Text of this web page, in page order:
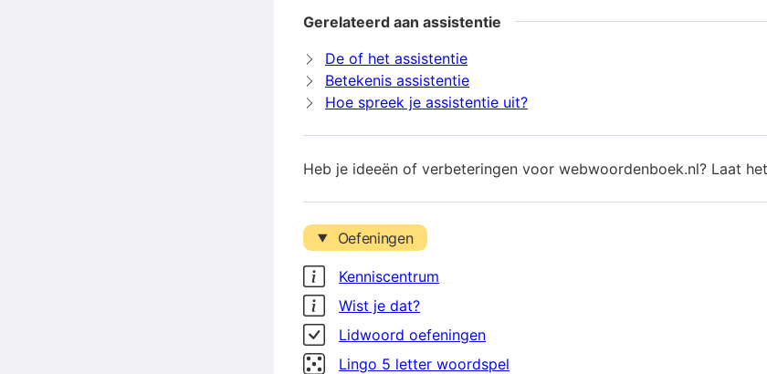
Gerelateerd aan assistentie
De of het assistentie
Betekenis assistentie
Hoe spreek je assistentie uit?
Heb je ideeën of verbeteringen voor webwoordenboek.nl? Laat
Oefeningen
Kenniscentrum
Wist je dat?
Lidwoord oefeningen
Lingo 5 letter woordspel